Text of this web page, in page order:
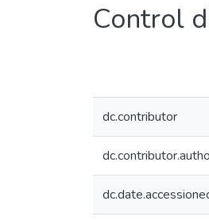
Control
dc.contributor